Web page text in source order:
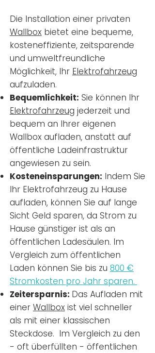
Die Installation einer privaten
Wallbox bietet eine bequeme,
kosteneffiziente, zeitsparende
und umweltfreundliche
Möglichkeit, Ihr Elektrofahrzeug
aufzuladen.
Bequemlichkeit: Sie können Ihr
Elektrofahrzeug jederzeit und
bequem an Ihrer eigenen
Wallbox aufladen, anstatt auf
öffentliche Ladeinfrastruktur
angewiesen zu sein.
Kosteneinsparungen: Indem Sie
Ihr Elektrofahrzeug zu Hause
aufladen, können Sie auf lange
Sicht Geld sparen, da Strom zu
Hause günstiger ist als an
öffentlichen Ladesäulen. Im
Vergleich zum öffentlichen
Laden können Sie bis zu 800 €
Stromkosten pro Jahr sparen.
Zeitersparnis: Das Aufladen mit
einer Wallbox ist viel schneller
als mit einer klassischen
Steckdose. Im Vergleich zu den
- oft überfüllten - öffentlichen